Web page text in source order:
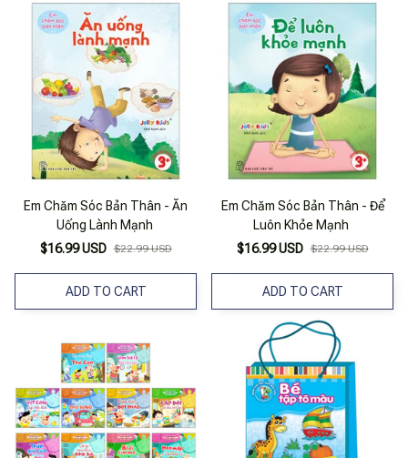
Em Chăm Sóc Bản Thân - Ăn
Uống Lành Mạnh
$16.99 USD $22.99 USD
ADD TO CART
Em Chăm Sóc Bản Thân - Để
Luôn Khỏe Mạnh
$16.99 USD $22.99 USD
ADD TO CART